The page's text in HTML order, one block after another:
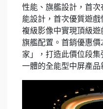
性能、旗艦設計，首
能設計，首次優質遊
複級影像中實現頂級
旗艦配置。首銷優惠價
家」，打造此價位段
一體的全能型中屏產品